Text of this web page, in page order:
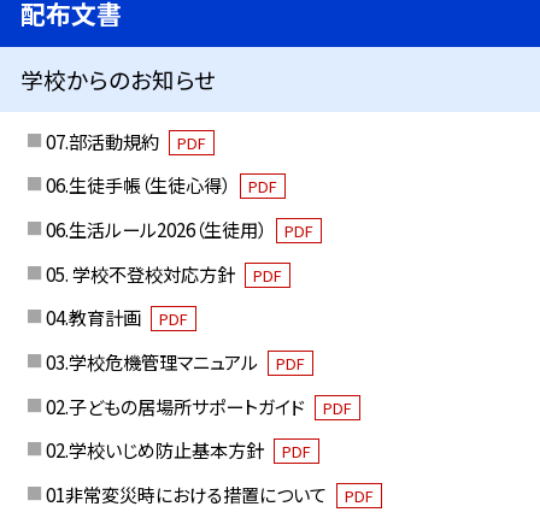
配布文書
学校からのお知らせ
07.部活動規約 PDF
06.生徒手帳（生徒心得） PDF
06.生活ルール2026（生徒用） PDF
05. 学校不登校対応方針 PDF
04.教育計画 PDF
03.学校危機管理マニュアル PDF
02.子どもの居場所サポートガイド PDF
02.学校いじめ防止基本方針 PDF
01非常変災時における措置について PDF